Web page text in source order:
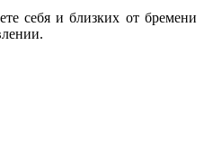
себя и близких от бремени